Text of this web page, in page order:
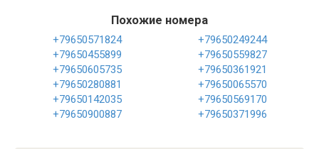
Похожие номера
+79650571824
+79650249244
+79650455899
+79650559827
+79650605735
+79650361921
+79650280881
+79650065570
+79650142035
+79650569170
+79650900887
+79650371996